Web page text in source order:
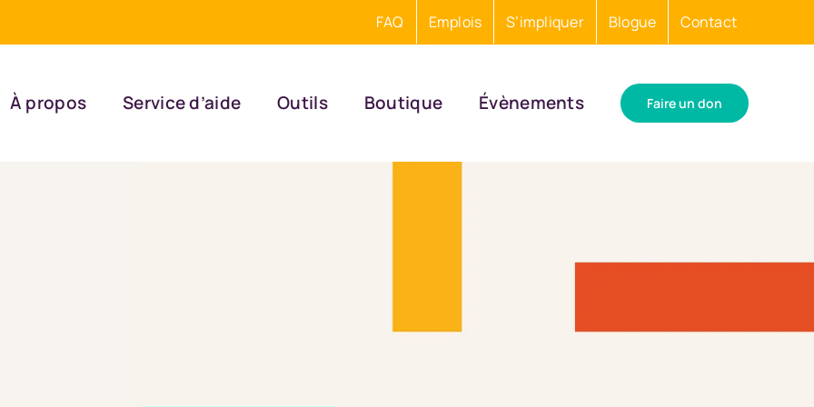
FAQ Emplois S’impliquer Blogue Contact
À propos Service d’aide Outils Boutique Évènements Faire un don